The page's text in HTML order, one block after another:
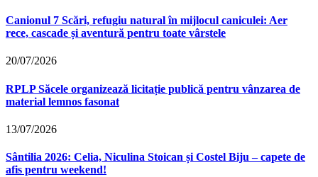
Canionul 7 Scări, refugiu natural în mijlocul caniculei: Aer
rece, cascade și aventură pentru toate vârstele
20/07/2026
RPLP Săcele organizează licitație publică pentru vânzarea de
material lemnos fasonat
13/07/2026
Sântilia 2026: Celia, Niculina Stoican și Costel Biju – capete de
afis pentru weekend!